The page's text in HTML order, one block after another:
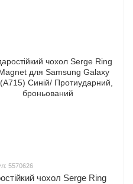
5570626
чохол Serge Ring